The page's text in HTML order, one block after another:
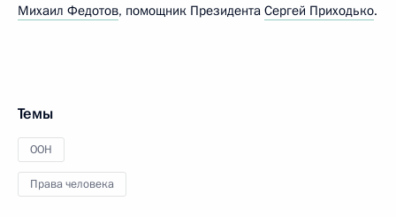
Михаил Федотов, помощник Президента Сергей Приходько.
Темы
ООН
Права человека